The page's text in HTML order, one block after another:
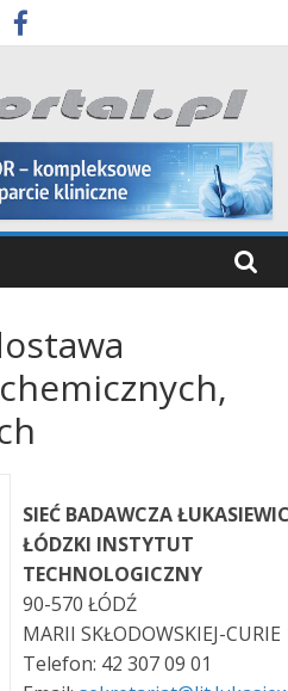
SIEĆ BADAWCZA
ŁÓDZKI INSTYTUT
TECHNOLOGICZNY
90-570 ŁÓDŹ
MARII SKŁODOWSKIEJ-
Telefon: 42 307 09 01